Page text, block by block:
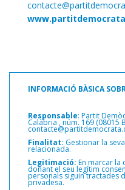
INFORMACIÓ BÀSICA
Responsable: Partit
Calàbria ,núm. 169 (08015
Finalitat: Gestionar la
relacionada.
Legitimació: En marcar la
donant el seu legítim
personals siguin tractades
privadesa.